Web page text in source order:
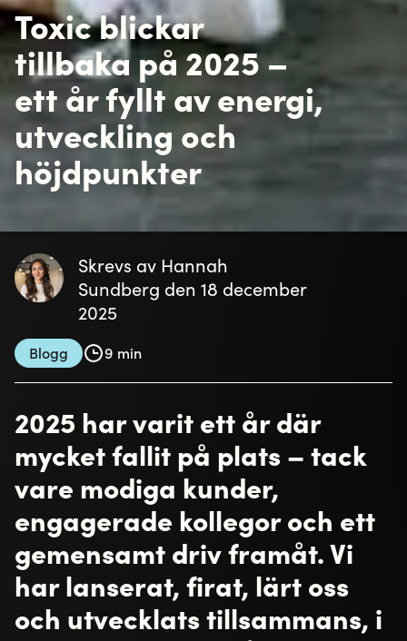
Toxic blickar
tillbaka på 2025 –
ett år fyllt av energi,
utveckling och
höjdpunkter
Skrevs av Hannah
Sundberg den 18 december
2025
Blogg 9 min
2025 har varit ett år där
mycket fallit på plats – tack
vare modiga kunder,
engagerade kollegor och ett
gemensamt driv framåt. Vi
har lanserat, firat, lärt oss
och utvecklats tillsammans, i